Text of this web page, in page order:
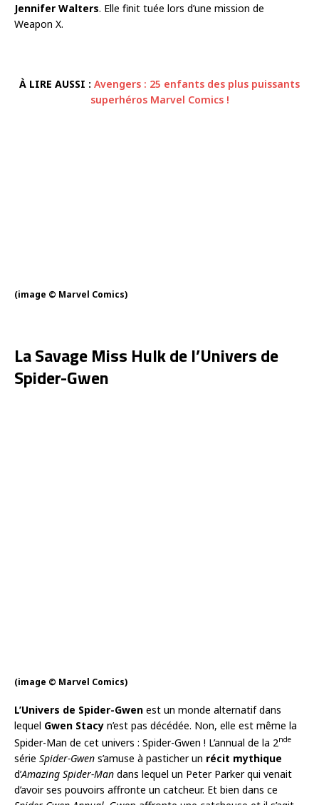
Jennifer Walters. Elle finit tuée lors d’une mission de
Weapon X.
À LIRE AUSSI : Avengers : 25 enfants des plus puissants
superhéros Marvel Comics !
(image © Marvel Comics)
La Savage Miss Hulk de l’Univers de
Spider-Gwen
(image © Marvel Comics)
L’Univers de Spider-Gwen est un monde alternatif dans
lequel Gwen Stacy n’est pas décédée. Non, elle est même la
Spider-Man de cet univers : Spider-Gwen ! L’annual de la 2nde
série Spider-Gwen s’amuse à pasticher un récit mythique
d’Amazing Spider-Man dans lequel un Peter Parker qui venait
d’avoir ses pouvoirs affronte un catcheur. Et bien dans ce